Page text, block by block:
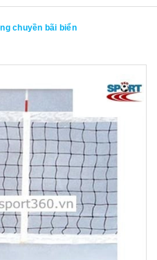
chuyền bãi biển